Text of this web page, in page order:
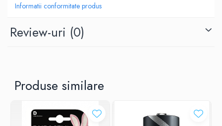
Informatii conformitate produs
Review-uri (0)
Produse similare